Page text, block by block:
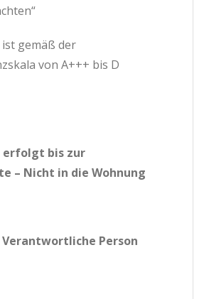
ist gemäß der
von A+++ bis D
erfolgt bis zur
– Nicht in die Wohnung
Person